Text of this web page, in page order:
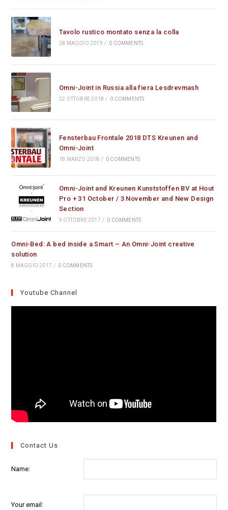
Tavolo rustico montato senza la colla
28 MAGGIO 2019 / 0 COMMENTS
Omni-Joint in Russia alla fiera Lesdrevmash
22 OTTOBRE 2018 / 0 COMMENTS
Fensterbau Frontale 2018 DTS Kreunen and
Omni-Joint
18 MARZO 2018 / 0 COMMENTS
Omni-Joint and Kreunen Kunststoffen BV at Hout
Pro + 31 October / 3 November and New Design
Section
9 OTTOBRE 2017 / 0 COMMENTS
Omni-Bed: A bed inside a Smart – An Omni-Joint creative
solution
8 MAGGIO 2017 / 0 COMMENTS
Youtube Channel
Contact Us
Name:
Your email: